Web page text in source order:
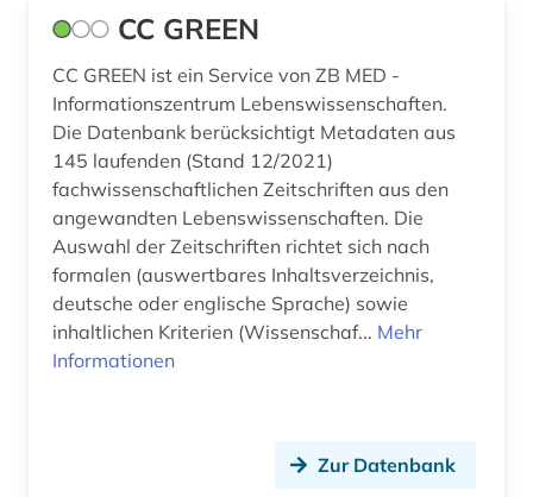
molekularbiologie (1)
moor (1)
nachhaltige entwicklung (1)
nachhaltigkeit (2)
nachwachsender rohstoff (2)
nanotechnologie (1)
CC GREEN
CC GREEN ist ein Service von ZB MED -
Informationszentrum Lebenswissenschaften.
Die Datenbank berücksichtigt Metadaten aus
145 laufenden (Stand 12/2021)
fachwissenschaftlichen Zeitschriften aus den
angewandten Lebenswissenschaften. Die
Auswahl der Zeitschriften richtet sich nach
formalen (auswertbares Inhaltsverzeichnis,
deutsche oder englische Sprache) sowie
inhaltlichen Kriterien (Wissenschaf... Mehr
Informationen
Zur Datenbank